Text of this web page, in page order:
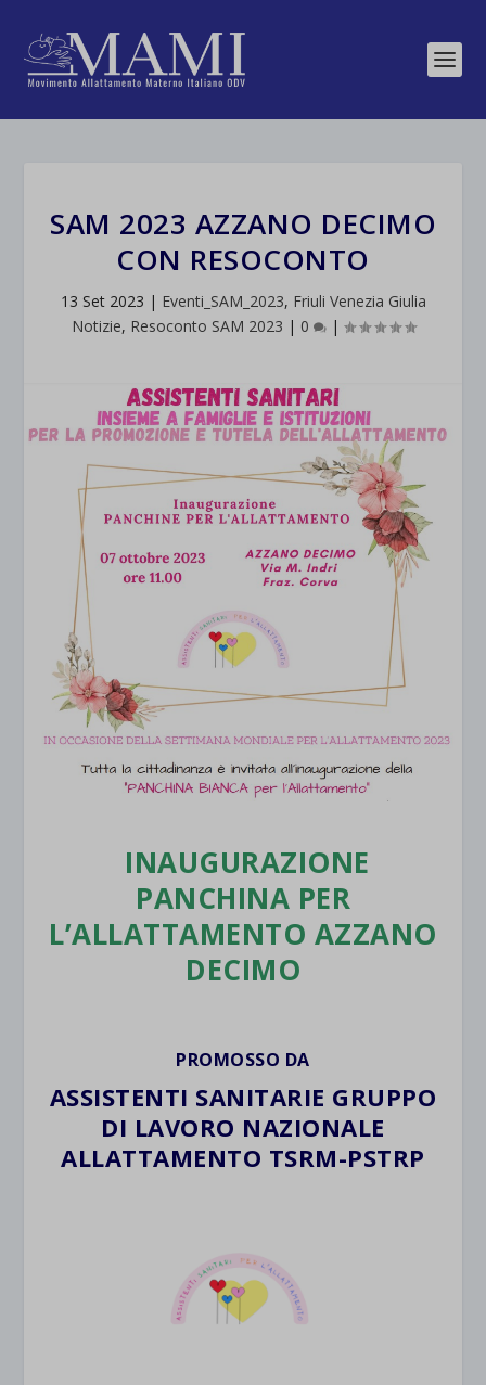
SAM 2023 AZZANO DECIMO
CON RESOCONTO
13 Set 2023 | Eventi_SAM_2023, Friuli Venezia Giulia
Notizie, Resoconto SAM 2023 | 0 |
INAUGURAZIONE
PANCHINA PER
L’ALLATTAMENTO AZZANO
DECIMO
PROMOSSO DA
ASSISTENTI SANITARIE GRUPPO
DI LAVORO NAZIONALE
ALLATTAMENTO TSRM-PSTRP